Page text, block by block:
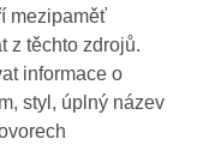
mezipaměť
z těchto zdrojů.
informace o
styl, úplný název